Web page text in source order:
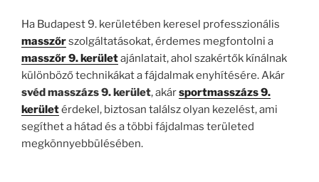
Ha Budapest 9. kerületében keresel professzionális
masszőrszolgáltatásokat, érdemes megfontolni a
masszőr 9. kerületajánlatait, ahol szakértők kínálnak
különböző technikákat a fájdalmak enyhítésére. Akár
svéd masszázs 9. kerület, akársportmasszázs 9.
kerületérdekel, biztosan találsz olyan kezelést, ami
segíthet a hátad és a többi fájdalmas területed
megkönnyebbülésében.